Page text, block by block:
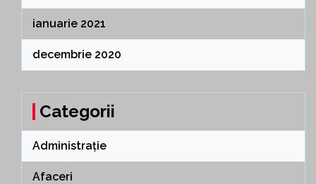
ianuarie 2021
decembrie 2020
Categorii
Administrație
Afaceri